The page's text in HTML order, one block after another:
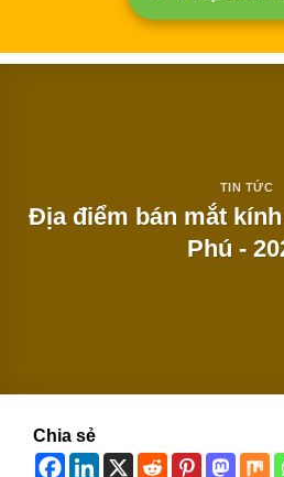
TIN TỨC
Địa điểm bán mắt
Phú -
Chia sẻ